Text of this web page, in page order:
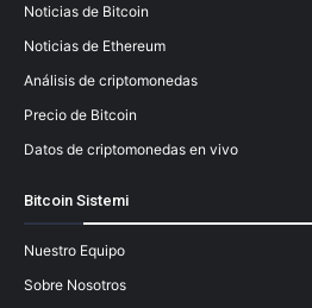
Noticias de Bitcoin
Noticias de Ethereum
Análisis de criptomonedas
Precio de Bitcoin
Datos de criptomonedas en vivo
Bitcoin Sistemi
Nuestro Equipo
Sobre Nosotros